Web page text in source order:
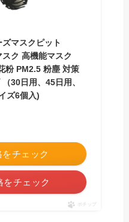
マスクピット
ク 高機能マスク
粉 PM2.5 粉塵 対策
30日用、45日用、
ズ6個入)
チェック
をチェック
ポチップ